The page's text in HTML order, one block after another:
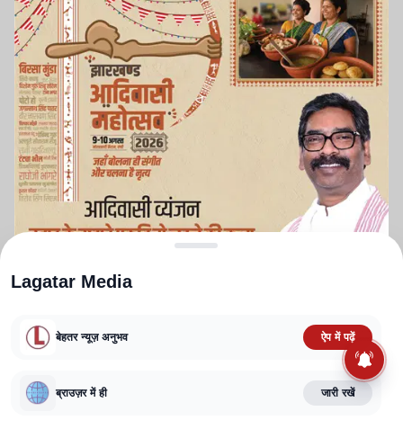
TERMS AND CONDITIONS
CORRECTIONS POLICY
FACT CHECKING POLICY
Lagatar Media
बेहतर न्यूज़ अनुभव ऐप में पढ़ें
ब्राउज़र में ही जारी रखें